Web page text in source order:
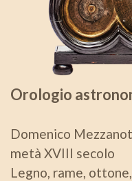
Orologio
Domenico
metà XVIII secolo
Legno, rame,